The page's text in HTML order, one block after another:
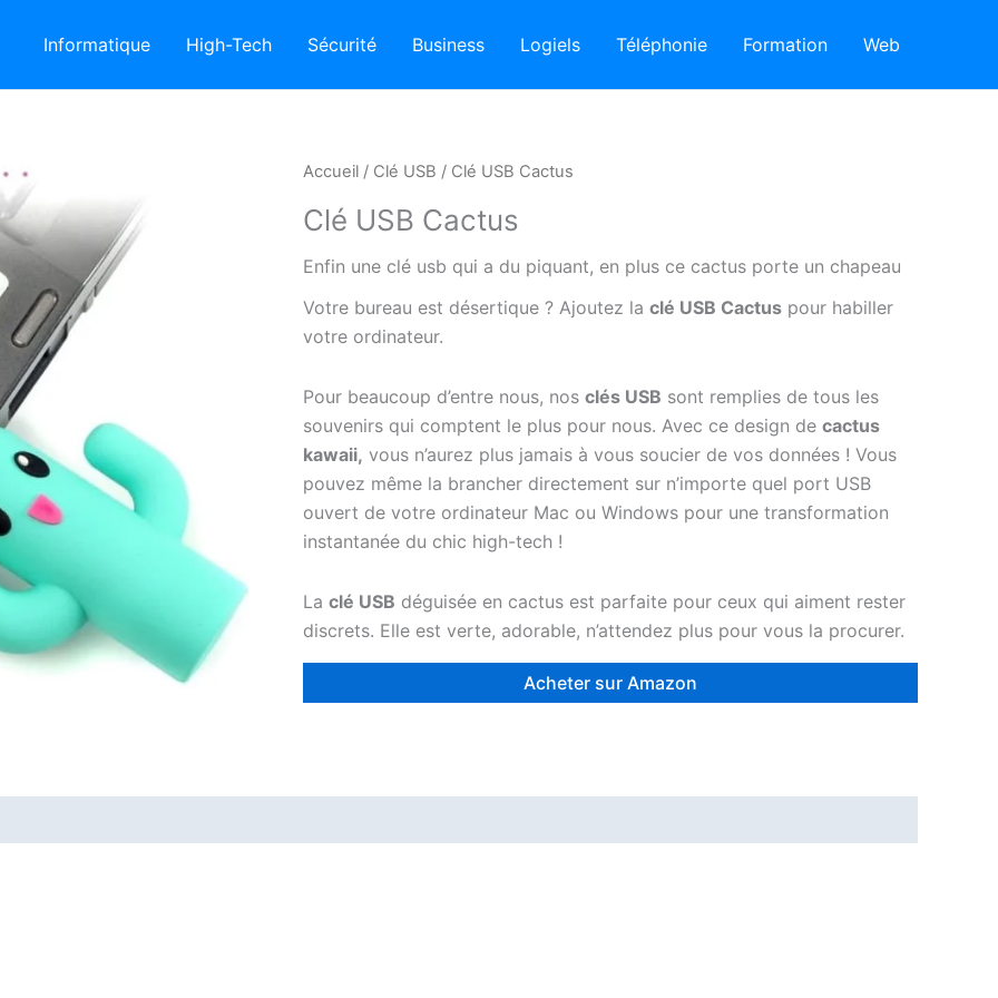
Informatique High-Tech Sécurité Business Logiels Téléphonie Formation Web
Accueil / Clé USB / Clé USB Cactus
Clé USB Cactus
Enfin une clé usb qui a du piquant, en plus ce cactus porte un chapeau
Votre bureau est désertique ? Ajoutez la clé USB Cactus pour habiller
votre ordinateur.
Pour beaucoup d’entre nous, nos clés USB sont remplies de tous les
souvenirs qui comptent le plus pour nous. Avec ce design de cactus
kawaii, vous n’aurez plus jamais à vous soucier de vos données ! Vous
pouvez même la brancher directement sur n’importe quel port USB
ouvert de votre ordinateur Mac ou Windows pour une transformation
instantanée du chic high-tech !
La clé USB déguisée en cactus est parfaite pour ceux qui aiment rester
discrets. Elle est verte, adorable, n’attendez plus pour vous la procurer.
Acheter sur Amazon